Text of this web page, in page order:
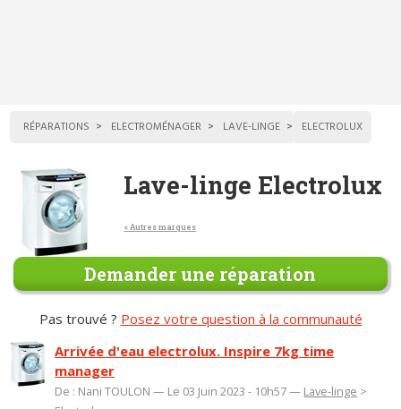
RÉPARATIONS ELECTROMÉNAGER LAVE-LINGE ELECTROLUX
Lave-linge Electrolux
< Autres marques
Demander une réparation
Pas trouvé ? Posez votre question à la communauté
Arrivée d'eau electrolux. Inspire 7kg time
manager
De : Nani TOULON — Le 03 Juin 2023 - 10h57 — Lave-linge >